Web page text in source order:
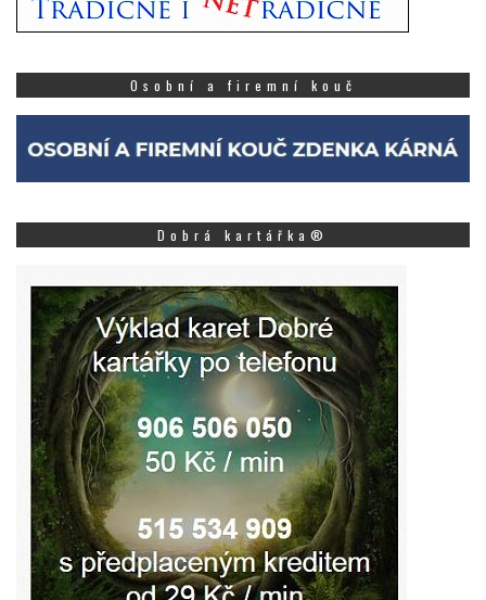
Osobní a firemní kouč
Dobrá kartářka®